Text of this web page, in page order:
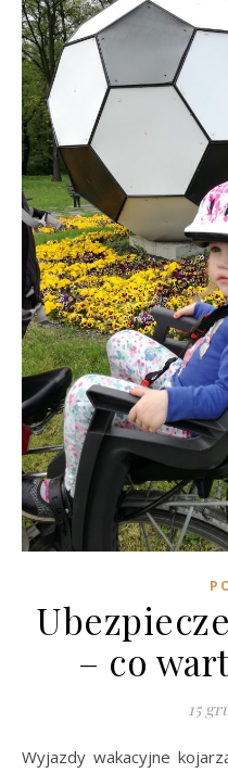
– co
15
Wyjazdy wakacyjne kojarzą się nam przede wszystkim z